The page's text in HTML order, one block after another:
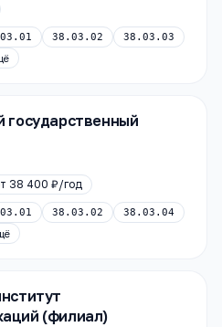
38.03.02
38.03.03
государственный
38 400 ₽/год
38.03.02
38.03.04
(филиал)